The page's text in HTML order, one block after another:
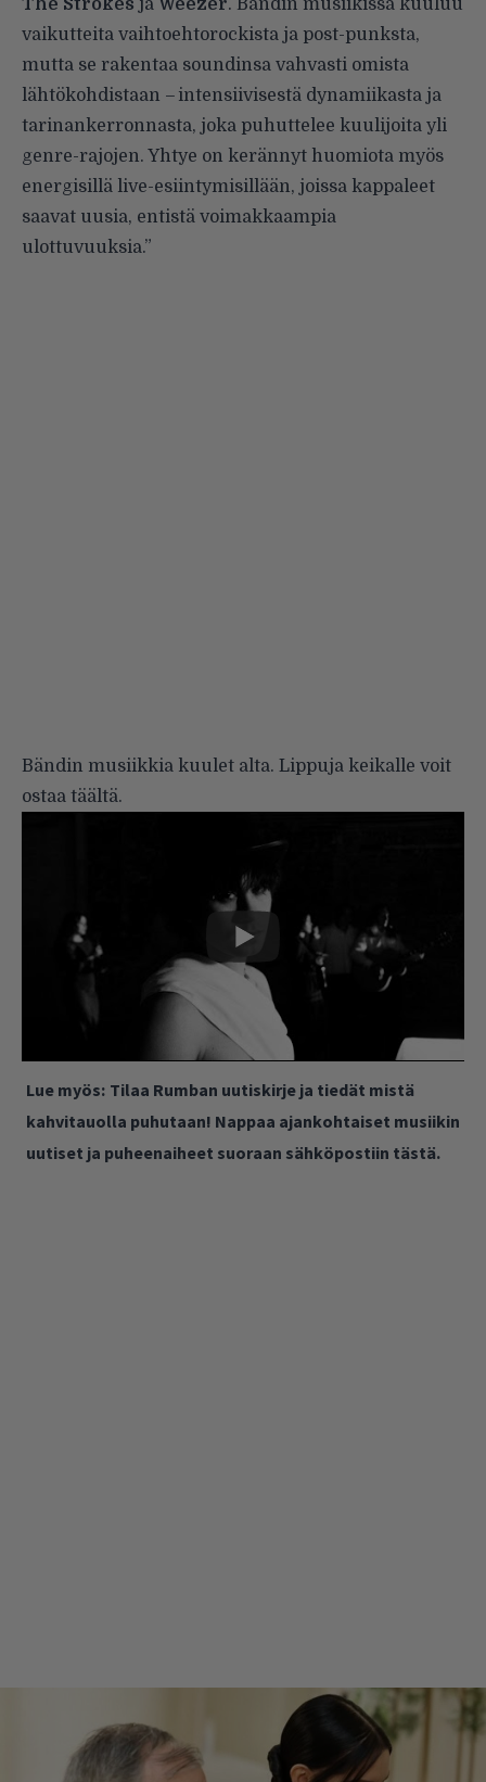
The Strokes ja Weezer. Bändin musiikissa kuuluu
vaikutteita vaihtoehtorockista ja post-punksta,
mutta se rakentaa soundinsa vahvasti omista
lähtökohdistaan – intensiivisestä dynamiikasta ja
tarinankerronnasta, joka puhuttelee kuulijoita yli
genre-rajojen. Yhtye on kerännyt huomiota myös
energisillä live-esiintymisillään, joissa kappaleet
saavat uusia, entistä voimakkaampia
ulottuvuuksia.”
Bändin musiikkia kuulet alta. Lippuja keikalle voit
ostaa täältä.
Lue myös: Tilaa Rumban uutiskirje ja tiedät mistä
kahvitauolla puhutaan! Nappaa ajankohtaiset musiikin
uutiset ja puheenaiheet suoraan sähköpostiin tästä.